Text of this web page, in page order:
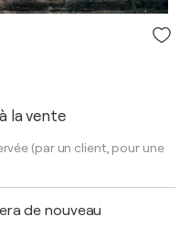
la vente
(par un client, pour une
de nouveau